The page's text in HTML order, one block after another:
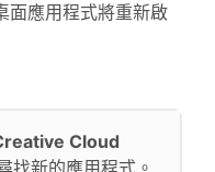
應用程式將重新啟
Cloud